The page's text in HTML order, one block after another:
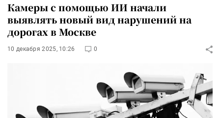
Камеры с помощью ИИ начали
выявлять новый вид нарушений на
дорогах в Москве
10 декабря 2025, 10:26 0